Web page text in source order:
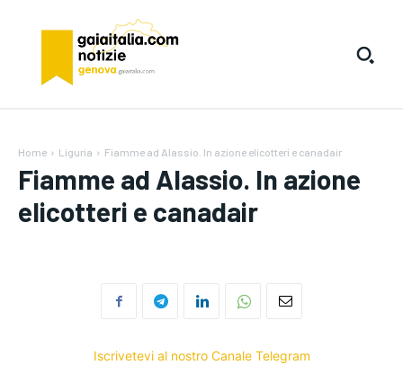
Home Liguria Fiamme ad Alassio. In azione elicotteri e canadair
Fiamme ad Alassio. In azione
elicotteri e canadair
Iscrivetevi al nostro Canale Telegram